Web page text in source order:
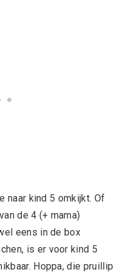
naar kind 5 omkijkt. Of
de 4 (+ mama)
eens in de box
is er voor kind 5
Hoppa, die pruillip